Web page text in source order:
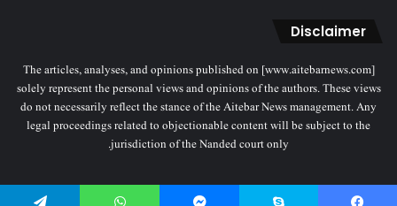
Disclaimer
The articles, analyses, and opinions published on [www.aitebarnews.com]
solely represent the personal views and opinions of the authors. These views
do not necessarily reflect the stance of the Aitebar News management. Any
legal proceedings related to objectionable content will be subject to the
jurisdiction of the Nanded court only.